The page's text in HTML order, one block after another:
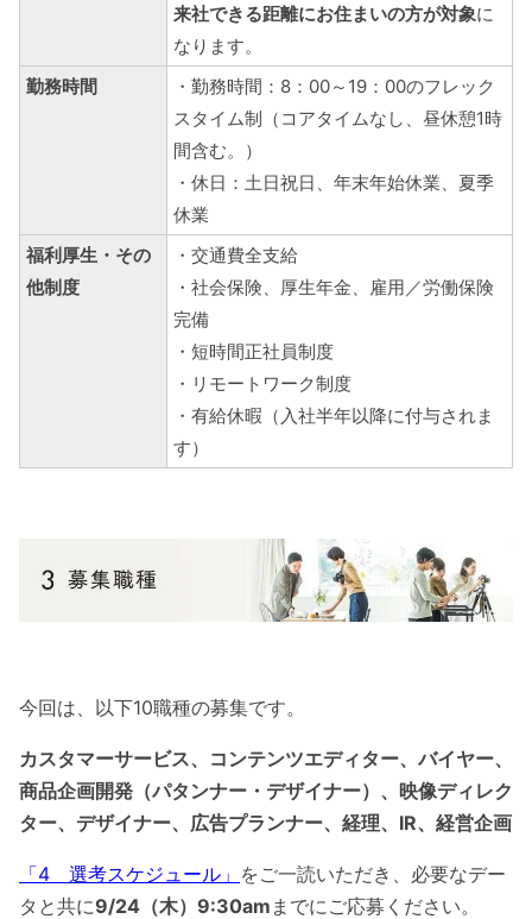
来社できる距離にお住まいの方が対象に
なります。
勤務時間
・勤務時間：8：00～19：00のフレック
スタイム制（コアタイムなし、昼休憩1時
間含む。）
・休日：土日祝日、年末年始休業、夏季
休業
福利厚生・その
他制度
・交通費全支給
・社会保険、厚生年金、雇用／労働保険
完備
・短時間正社員制度
・リモートワーク制度
・有給休暇（入社半年以降に付与されま
す）
今回は、以下10職種の募集です。
カスタマーサービス、コンテンツエディター、バイヤー、
商品企画開発（パタンナー・デザイナー）、映像ディレク
ター、デザイナー、広告プランナー、経理、IR、経営企画
「4 選考スケジュール」 をご一読いただき、必要なデー
タと共に9/24（木）9:30am までにご応募ください。